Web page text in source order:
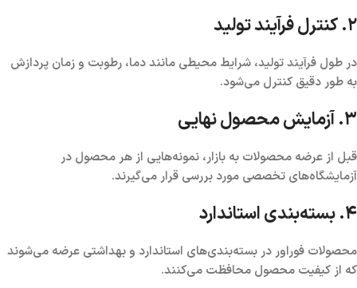
۲. کنترل فرآیند تولید
در طول فرآیند تولید، شرایط محیطی مانند دما، رطوبت و زمان پردازش
به طور دقیق کنترل می‌شود.
۳. آزمایش محصول نهایی
قبل از عرضه محصولات به بازار، نمونه‌هایی از هر محصول در
آزمایشگاه‌های تخصصی مورد بررسی قرار می‌گیرند.
۴. بسته‌بندی استاندارد
محصولات فوراور در بسته‌بندی‌های استاندارد و بهداشتی عرضه می‌شوند
که از کیفیت محصول محافظت می‌کنند.